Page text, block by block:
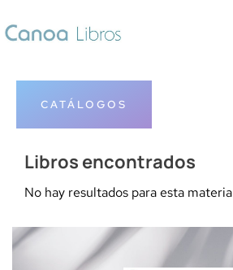
CATÁLOGOS
Libros encontrados
No hay resultados para esta materia